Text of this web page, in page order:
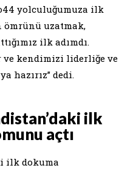
yolculuğumuza ilk
ömrünü uzatmak,
ilk adımdı.
kendimizi liderliğe ve
hazırız” dedi.
ilk
açtı
ilk dokuma